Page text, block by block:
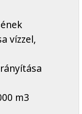
vízzel,
m3